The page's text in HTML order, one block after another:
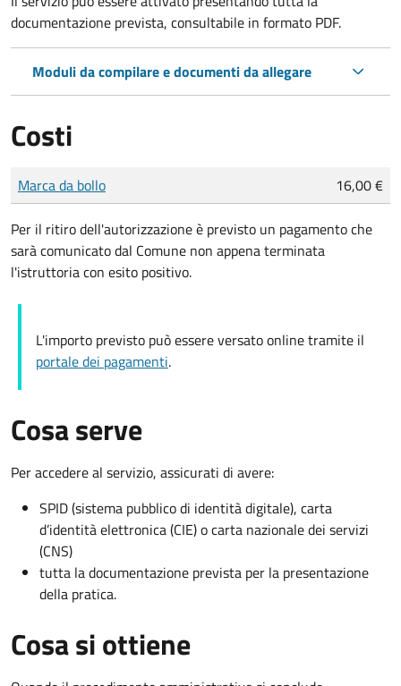
documentazione prevista, consultabile in formato PDF.
Moduli da compilare e documenti da allegare
Costi
Tipo di pagamento
Importo
Marca da bollo 16,00 €
Per il ritiro dell'autorizzazione è previsto un pagamento che
sarà comunicato dal Comune non appena terminata
l'istruttoria con esito positivo.
L'importo previsto può essere versato online tramite il
portale dei pagamenti.
Cosa serve
Per accedere al servizio, assicurati di avere:
SPID (sistema pubblico di identità digitale), carta
d’identità elettronica (CIE) o carta nazionale dei servizi
(CNS)
tutta la documentazione prevista per la presentazione
della pratica.
Cosa si ottiene